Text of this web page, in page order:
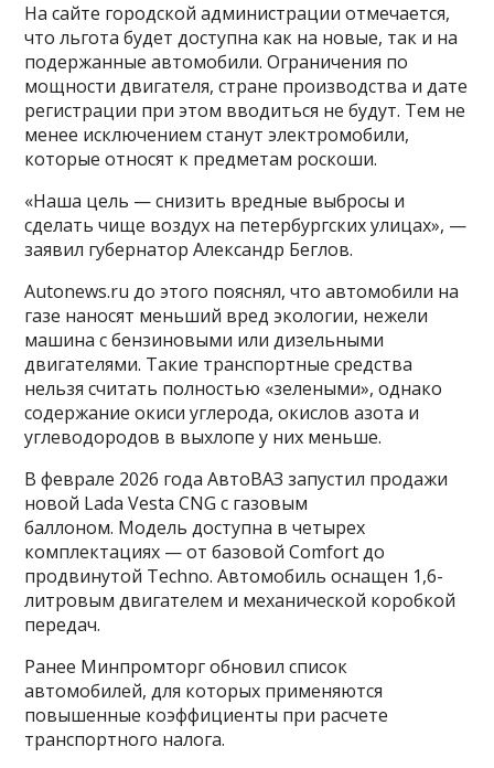
На сайте городской администрации отмечается,
что льгота будет доступна как на новые, так и на
подержанные автомобили. Ограничения по
мощности двигателя, стране производства и дате
регистрации при этом вводиться не будут. Тем не
менее исключением станут электромобили,
которые относят к предметам роскоши.
«Наша цель — снизить вредные выбросы и
сделать чище воздух на петербургских улицах», —
заявил губернатор Александр Беглов.
Autonews.ru до этого пояснял, что автомобили на
газе наносят меньший вред экологии, нежели
машина с бензиновыми или дизельными
двигателями. Такие транспортные средства
нельзя считать полностью «зелеными», однако
содержание окиси углерода, окислов азота и
углеводородов в выхлопе у них меньше.
В феврале 2026 года АвтоВАЗ запустил продажи
новой Lada Vesta CNG с газовым
баллоном. Модель доступна в четырех
комплектациях — от базовой Comfort до
продвинутой Techno. Автомобиль оснащен 1,6-
литровым двигателем и механической коробкой
передач.
Ранее Минпромторг обновил список
автомобилей, для которых применяются
повышенные коэффициенты при расчете
транспортного налога.